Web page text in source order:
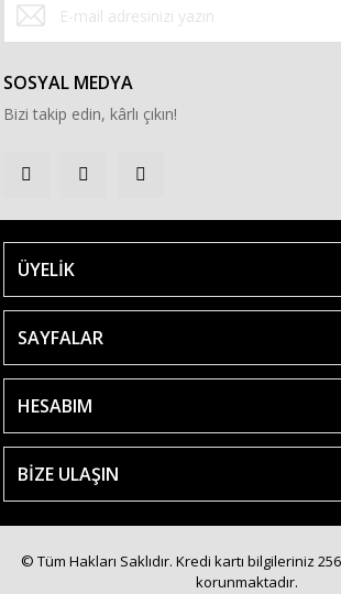
SOSYAL MEDYA
Bizi takip edin, kârlı çıkın!
ÜYELİK
SAYFALAR
HESABIM
BİZE ULAŞIN
© Tüm Hakları Saklıdır. Kredi kartı bilgileriniz
korunmaktadır.